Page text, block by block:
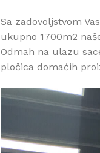
Sa zadovoljstvom
ukupno 1700m2
Odmah na ulazu
pločica domaćih